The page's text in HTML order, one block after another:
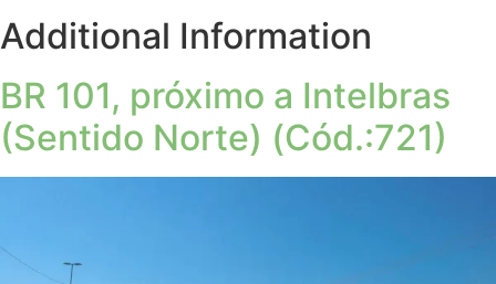
Additional Information
BR 101, próximo a Intelbras
(Sentido Norte) (Cód.:721)